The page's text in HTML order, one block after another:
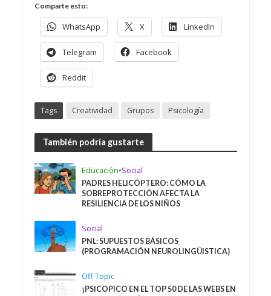
Comparte esto:
WhatsApp X LinkedIn
Telegram Facebook
Reddit
Tags Creatividad Grupos Psicología
También podría gustarte
Educación•Social
PADRES HELICÓPTERO: CÓMO LA
SOBREPROTECCIÓN AFECTA LA
RESILIENCIA DE LOS NIÑOS
Social
PNL: SUPUESTOS BÁSICOS
(PROGRAMACIÓN NEUROLINGÜISTICA)
Off-Topic
¡PSICOPICO EN EL TOP 50 DE LAS WEBS EN